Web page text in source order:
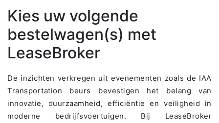
Kies uw volgende
bestelwagen(s) met
LeaseBroker
De inzichten verkregen uit evenementen zoals de IAA
Transportation beurs bevestigen het belang van
innovatie, duurzaamheid, efficiëntie en veiligheid in
moderne bedrijfsvoertuigen. Bij LeaseBroker